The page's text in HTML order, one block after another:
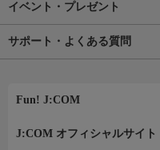
イベント・プレゼント
サポート・よくある質問
Fun! J:COM
J:COM オフィシャルサイト